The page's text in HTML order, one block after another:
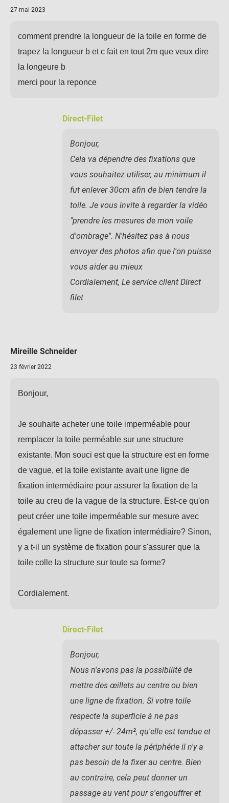
27 mai 2023
comment prendre la longueur de la toile en forme de
trapez la longueur b et c fait en tout 2m que veux dire
la longeure b
merci pour la reponce
Direct-Filet
Bonjour,
Cela va dépendre des fixations que
vous souhaitez utiliser, au minimum il
fut enlever 30cm afin de bien tendre la
toile. Je vous invite à regarder la vidéo
"prendre les mesures de mon voile
d'ombrage". N'hésitez pas à nous
envoyer des photos afin que l'on puisse
vous aider au mieux
Cordialement, Le service client Direct
filet
Mireille Schneider
23 février 2022
Bonjour,
Je souhaite acheter une toile imperméable pour
remplacer la toile perméable sur une structure
existante. Mon souci est que la structure est en forme
de vague, et la toile existante avait une ligne de
fixation intermédiaire pour assurer la fixation de la
toile au creu de la vague de la structure. Est-ce qu'on
peut créer une toile imperméable sur mesure avec
également une ligne de fixation intermédiaire? Sinon,
y a t-il un système de fixation pour s'assurer que la
toile colle la structure sur toute sa forme?
Cordialement.
Direct-Filet
Bonjour,
Nous n'avons pas la possibilité de
mettre des œillets au centre ou bien
une ligne de fixation. Si votre toile
respecte la superficie à ne pas
dépasser +/- 24m², qu'elle est tendue et
attacher sur toute la périphérie il n'y a
pas besoin de la fixer au centre. Bien
au contraire, cela peut donner un
passage au vent pour s'engouffrer et